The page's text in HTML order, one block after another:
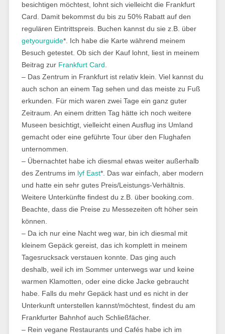
besichtigen möchtest, lohnt sich vielleicht die Frankfurt
Card. Damit bekommst du bis zu 50% Rabatt auf den
regulären Eintrittspreis. Buchen kannst du sie z.B. über
getyourguide*. Ich habe die Karte während meinem
Besuch getestet. Ob sich der Kauf lohnt, liest in meinem
Beitrag zur Frankfurt Card
– Das Zentrum in Frankfurt ist relativ klein. Viel kannst du
auch schon an einem Tag sehen und das meiste zu Fuß
erkunden. Für mich waren zwei Tage ein ganz guter
Zeitraum. An einem dritten Tag hätte ich noch weitere
Museen besichtigt, vielleicht einen Ausflug ins Umland
gemacht oder eine geführte Tour über den Flughafen
unternommen.
– Übernachtet habe ich diesmal etwas weiter außerhalb
des Zentrums im lyf East*. Das war einfach, aber modern
und hatte ein sehr gutes Preis/Leistungs-Verhältnis.
Weitere Unterkünfte findest du z.B. über booking.com.
Beachte, dass die Preise zu Messezeiten oft höher sein
können.
– Da ich nur eine Nacht weg war, bin ich diesmal mit
kleinem Gepäck gereist, das ich komplett in meinem
Tagesrucksack verstauen konnte. Das ging auch
deshalb, weil ich im Sommer unterwegs war und keine
warmen Klamotten, oder eine dicke Jacke gebraucht
habe. Falls du mehr Gepäck hast und es nicht in der
Unterkunft unterstellen kannst/möchtest, findest du am
Frankfurter Bahnhof auch Schließfächer.
– Rein vegane Restaurants und Cafés habe ich im